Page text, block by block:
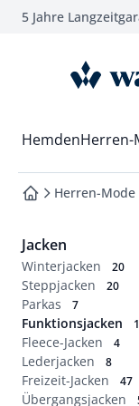
springen
springen
springen
5 Jahre
Wechsel in das
HemdenHerren-
zur Startseite
Herren-Mode
Jacken
Winterjacken 20
Steppjacken 20
Parkas 7
Funktionsjacken
Fleece-Jacken 4
Lederjacken 8
Freizeit-Jacken 47
Übergangsjacken